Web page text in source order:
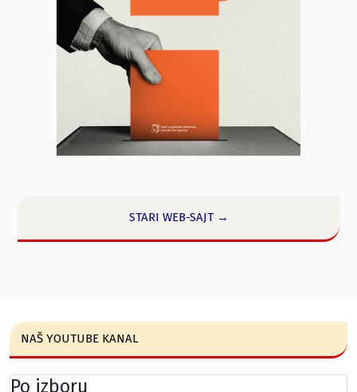
STARI WEB-SAJT →
NAŠ YOUTUBE KANAL
Po izboru